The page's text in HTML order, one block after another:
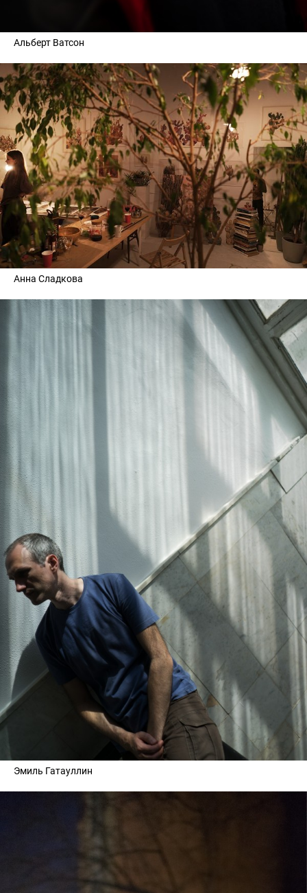
Альберт Ватсон
Анна Сладкова
Эмиль Гатауллин